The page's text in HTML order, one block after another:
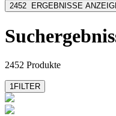
[I`KU]
Abus
mehr anzeigen
2452 ERGEBNISSE
2452 Produkte
1FILTER